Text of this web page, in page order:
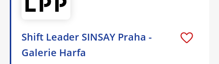
Shift Leader SINSAY Praha -
Galerie Harfa